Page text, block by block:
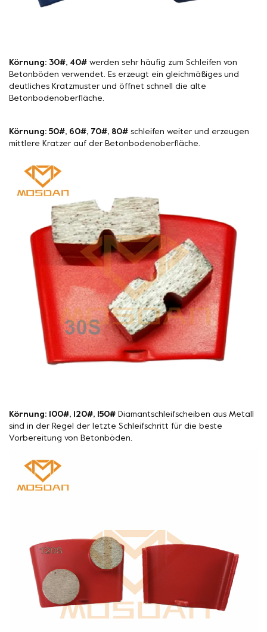
Körnung: 30#, 40# werden sehr häufig zum Schleifen von
Betonböden verwendet. Es erzeugt ein gleichmäßiges und
deutliches Kratzmuster und öffnet schnell die alte
Betonbodenoberfläche.
Körnung: 50#, 60#, 70#, 80# schleifen weiter und erzeugen
mittlere Kratzer auf der Betonbodenoberfläche.
Körnung: 100#, 120#, 150#
Diamantschleifscheiben aus Metall
sind in der Regel der letzte Schleifschritt für die beste
Vorbereitung von Betonböden.